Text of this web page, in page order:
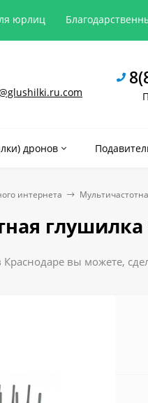
юрлиц
дронов
интернета
вы можете,